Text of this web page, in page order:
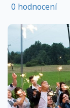
0 hodnocení